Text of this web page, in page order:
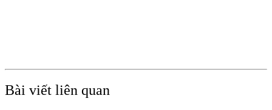
Bài viết liên quan